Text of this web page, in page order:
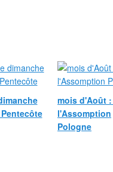
mois d'Août
l'Assomption
Pologne